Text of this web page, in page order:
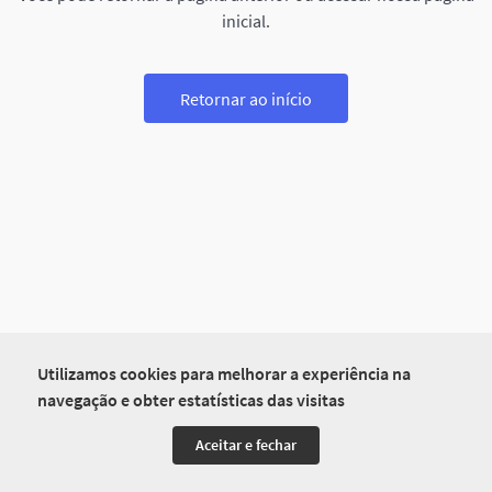
Utilizamos cookies para melhorar a experiência na
navegação e obter estatísticas das visitas
Aceitar e fechar
inicial.
Retornar ao início